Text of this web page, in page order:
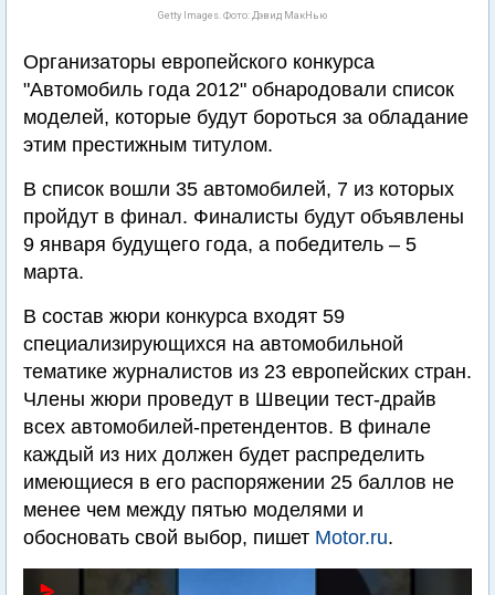
Getty Images. Фото: Дэвид МакНью
Организаторы европейского конкурса
"Автомобиль года 2012" обнародовали список
моделей, которые будут бороться за обладание
этим престижным титулом.
В список вошли 35 автомобилей, 7 из которых
пройдут в финал. Финалисты будут объявлены
9 января будущего года, а победитель – 5
марта.
В состав жюри конкурса входят 59
специализирующихся на автомобильной
тематике журналистов из 23 европейских стран.
Члены жюри проведут в Швеции тест-драйв
всех автомобилей-претендентов. В финале
каждый из них должен будет распределить
имеющиеся в его распоряжении 25 баллов не
менее чем между пятью моделями и
обосновать свой выбор, пишет Motor.ru.